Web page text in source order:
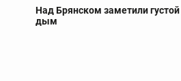
Над Брянском заметили
дым